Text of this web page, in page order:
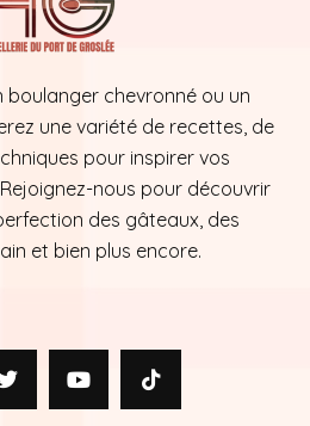
boulanger chevronné ou un
une variété de recettes, de
pour inspirer vos
nous pour découvrir
des gâteaux, des
et bien plus encore.